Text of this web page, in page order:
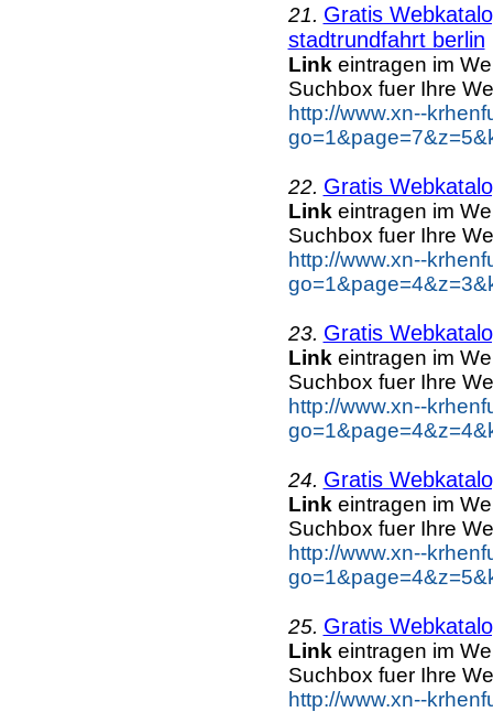
21. Gratis
stadtrundfahrt berlin
Link eintragen im
Suchbox fuer Ihre
http://www.xn--
22. Gratis
Link eintragen im
Suchbox fuer Ihre
http://www.xn--
23. Gratis
Link eintragen im
Suchbox fuer Ihre
http://www.xn--
24. Gratis
Link eintragen im
Suchbox fuer Ihre
http://www.xn--
25. Gratis
Link eintragen im
Suchbox fuer Ihre
http://www.xn--